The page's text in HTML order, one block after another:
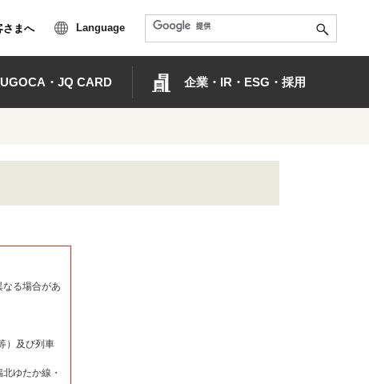
さまへ Language
・JQ CARD 企業・IR・ESG・採用
る場合があ
）及び列車
ゆたか線・